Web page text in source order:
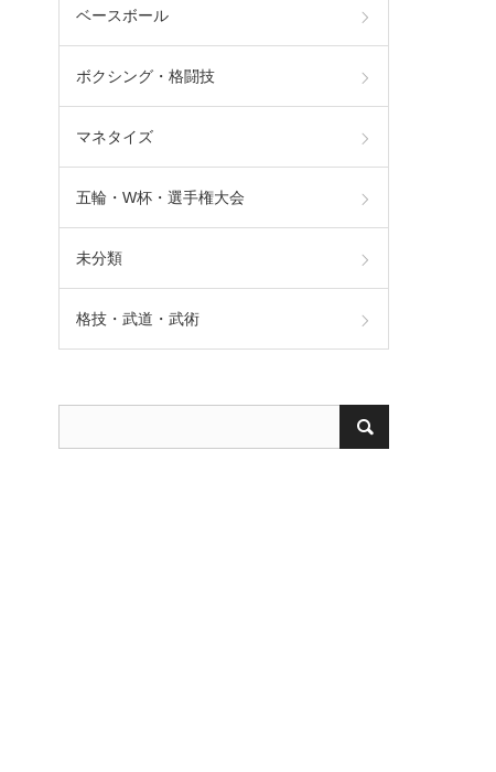
ベースボール
ボクシング・格闘技
マネタイズ
五輪・W杯・選手権大会
未分類
格技・武道・武術